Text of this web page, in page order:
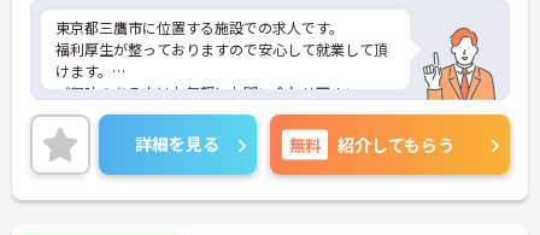
東京都三鷹市に位置する施設での求人です。
福利厚生が整っておりますので安心して就業して頂
けます。
ご興味のある方はお気軽にお問い合わせ下さい。
詳細を見る 無料 紹介してもらう